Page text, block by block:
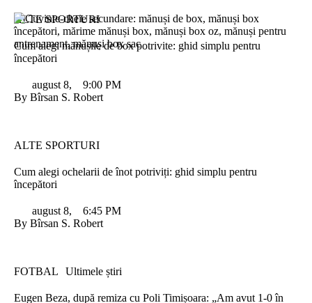
ALTE SPORTURI
Cum alegi mănușile de box potrivite: ghid simplu pentru
începători
august 8,
9:00 PM
By Bîrsan S. Robert
ALTE SPORTURI
Cum alegi ochelarii de înot potriviți: ghid simplu pentru
începători
august 8,
6:45 PM
By Bîrsan S. Robert
FOTBAL Ultimele știri
Eugen Beza, după remiza cu Poli Timișoara: „Am avut 1-0 în